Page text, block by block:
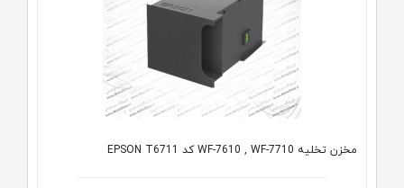
مخزن تخلیه WF-7610 , WF-7710 کد EPSON T6711